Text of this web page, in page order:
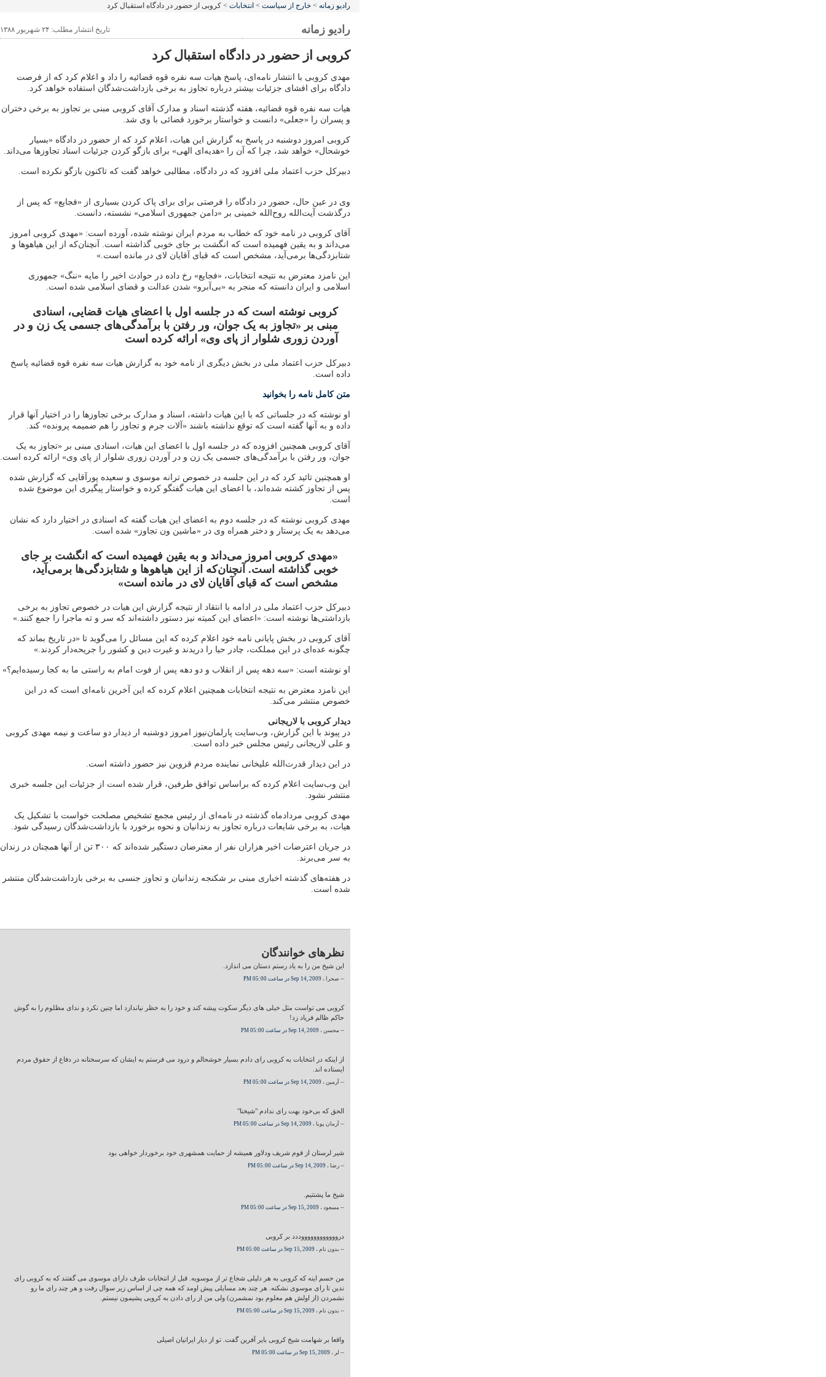
رادیو زمانه > خارج از سیاست > انتخابات > کروبی از حضور در دادگاه استقبال کرد
رادیو زمانه تاریخ انتشار مطلب: ۲۴ شهریور ۱۳۸۸
کروبی از حضور در دادگاه استقبال کرد
مهدی کروبی با انتشار نامه‌ای، پاسخ هیات سه نفره قوه قضائیه را داد و اعلام کرد که از فرصت
دادگاه برای افشای جزئیات بیشتر درباره تجاوز به برخی بازداشت‌شدگان استفاده خواهد کرد.
هیات سه نفره قوه قضائیه، هفته گذشته اسناد و مدارک آقای کروبی مبنی بر تجاوز به برخی دختران
و پسران را «جعلی» دانست و خواستار برخورد قضائی با وی شد.
کروبی امروز دوشنبه در پاسخ به گزارش این هیات، اعلام کرد که از حضور در دادگاه «بسیار
خوشحال» خواهد شد، چرا که آن را «هدیه‌ای الهی» برای بازگو کردن جزئیات اسناد تجاوز‌ها می‌داند.
دبیرکل حزب اعتماد ملی افزود که در دادگاه، مطالبی خواهد گفت که تاکنون بازگو نکرده است.
وی در عین حال، حضور در دادگاه را فرصتی برای برای پاک کردن بسیاری از «فجایع» که پس از
درگذشت آیت‌الله روح‌الله خمینی بر «دامن جمهوری اسلامی» نشسته، دانست.
آقای کروبی در نامه خود که خطاب به مردم ایران نوشته شده، آورده است: «مهدی کروبی امروز
می‌داند و به یقین فهمیده است که انگشت بر جای خوبی گذاشته است. آنچنان‌که از این هیاهوها و
شتابزدگی‌ها برمی‌آید، مشخص است که قبای آقایان لای در مانده است.»
این نامزد معترض به نتیجه انتخابات، «فجایع» رخ داده در حوادث اخیر را مایه «ننگ» جمهوری
اسلامی و ایران دانسته که منجر به «بی‌آبرو» شدن عدالت و قضای اسلامی شده است.
کروبی نوشته است که در جلسه اول با اعضای هیات قضایی، اسنادی
مبنی بر «تجاوز به یک جوان، ور رفتن با برآمدگی‌های جسمی یک زن و در
آوردن زوری شلوار از پای وی» ارائه کرده است
دبیرکل حزب اعتماد ملی در بخش دیگری از نامه خود به گزارش هیات سه نفره قوه قضائیه پاسخ
داده است.
متن کامل نامه را بخوانید
او نوشته که در جلساتی که با این هیات داشته، اسناد و مدارک برخی تجاوز‌ها را در اختیار آنها قرار
داده و به آنها گفته است که توقع نداشته باشند «آلات جرم و تجاوز را هم ضمیمه پرونده» کند.
آقای کروبی همچنین افزوده که در جلسه اول با اعضای این هیات، اسنادی مبنی بر «تجاوز به یک
جوان، ور رفتن با برآمدگی‌های جسمی یک زن و در آوردن زوری شلوار از پای وی» ارائه کرده است.
او همچنین تائید کرد که در این جلسه در خصوص ترانه موسوی و سعیده پورآقایی که گزارش شده
پس از تجاوز کشته شده‌اند، با اعضای این هیات گفتگو کرده و خواستار پیگیری این موضوع شده
است.
مهدی کروبی نوشته که در جلسه دوم به اعضای این هیات گفته که اسنادی در اختیار دارد که نشان
می‌دهد به یک پرستار و دختر همراه وی در «ماشین ون تجاوز» شده است.
«مهدی کروبی امروز می‌داند و به یقین فهمیده است که انگشت بر جای
خوبی گذاشته است. آنچنان‌که از این هیاهوها و شتابزدگی‌ها برمی‌آید،
مشخص است که قبای آقایان لای در مانده است»
دبیرکل حزب اعتماد ملی در ادامه با انتقاد از نتیجه گزارش این هیات در خصوص تجاوز به برخی
بازداشتی‌ها نوشته است: «اعضای این کمیته نیز دستور داشته‌اند که سر و ته ماجرا را جمع کنند.»
آقای کروبی در بخش پایانی نامه خود اعلام کرده که این مسائل را می‌گوید تا «در تاریخ بماند که
چگونه عده‌ای در این مملکت، چادر حیا را دریدند و غیرت دین و کشور را جریحه‌دار کردند.»
او نوشته است: «سه دهه پس از انقلاب و دو دهه پس از فوت امام به راستی ما به کجا رسیده‌ایم؟»
این نامزد معترض به نتیجه انتخابات همچنین اعلام کرده که این آخرین نامه‌ای است که در این
خصوص منتشر می‌کند.
دیدار کروبی با لاریجانی
در پیوند با این گزارش، وب‌سایت پارلمان‌نیوز امروز دوشنبه ار دیدار دو ساعت و نیمه مهدی کروبی
و علی لاریجانی رئیس مجلس خبر داده است.
در این دیدار قدرت‌الله علیخانی نماینده مردم قزوین نیز حضور داشته است.
این وب‌سایت اعلام کرده که براساس توافق طرفین، قرار شده است از جزئیات این جلسه خبری
منتشر نشود.
مهدی کروبی مردادماه گذشته در نامه‌ای از رئیس مجمع تشخیص مصلحت خواست با تشکیل یک
هیات، به برخی شایعات درباره تجاوز به زندانیان و نحوه برخورد با بازداشت‌شدگان رسیدگی شود.
در جریان اعترضات اخیر هزاران نفر از معترضان دستگیر شده‌اند که ۳۰۰ تن از آنها همچنان در زندان
به سر می‌برند.
در هفته‌های گذشته اخباری مبنی بر شکنجه زندانیان و تجاوز جنسی به برخی بازداشت‌شدگان منتشر
شده‌ است.
نظرهای خوانندگان
این شیخ من را به یاد رستم دستان می اندازد.
-- صحرا ، Sep 14, 2009 در ساعت 05:00 PM
کروبی می تواست مثل خیلی های دیگر سکوت پیشه کند و خود را به خظر نیاندازد اما چنین نکرد و ندای مظلوم را به گوش
حاکم ظالم فریاد زد!
-- محسن ، Sep 14, 2009 در ساعت 05:00 PM
از اینکه در انتخابات به کروبی رای دادم بسیار خوشحالم و درود می فرستم به ایشان که سرسختانه در دفاع از حقوق مردم
ایستاده اند.
-- آرمین ، Sep 14, 2009 در ساعت 05:00 PM
الحق که بی‌خود بهت رای ندادم "شیخنا"
-- آرمان پویا ، Sep 14, 2009 در ساعت 05:00 PM
شیر لرستان از قوم شریف ودلاور همیشه از حمایت همشهری خود برخوردار خواهی بود
-- رضا ، Sep 14, 2009 در ساعت 05:00 PM
شیخ ما پشتتیم.
-- مسعود ، Sep 15, 2009 در ساعت 05:00 PM
درووووووووووووددد بر کروبی
-- بدون نام ، Sep 15, 2009 در ساعت 05:00 PM
من حسم اینه که کروبی به هر دلیلی شجاع تر از موسویه. قبل از انتخابات طرف دارای موسوی می گفتند که به کروبی رای
ندین تا رای موسوی نشکنه. هر چند بعد مسایلی پیش اومد که همه چی از اساس زیر سوال رفت و هر چند رای ما رو
نشمردن (از اولش هم معلوم بود نمشمرن) ولی من از رای دادن به کروبی پشیمون نیستم.
-- بدون نام ، Sep 15, 2009 در ساعت 05:00 PM
واقعا بر شهامت شیخ کروبی بایر آفرین گفت. تو از دیار ایرانیان اصیلی
-- لر ، Sep 15, 2009 در ساعت 05:00 PM